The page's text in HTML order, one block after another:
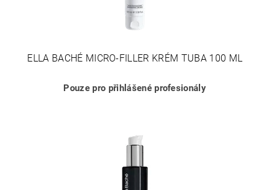
ELLA BACHÉ MICRO-FILLER KRÉM TUBA 100 ML
Pouze pro přihlášené profesionály